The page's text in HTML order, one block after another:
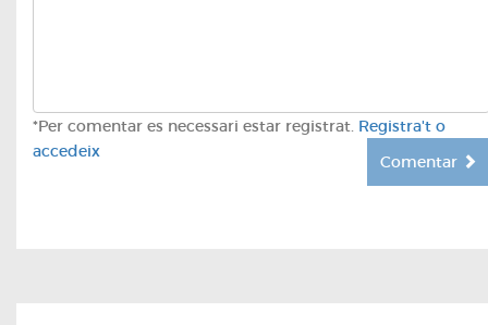
*Per comentar es necessari estar registrat. Registra't o
accedeix
Comentar